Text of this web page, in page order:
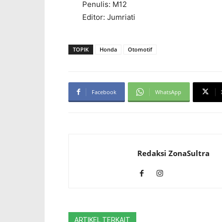
Penulis: M12
Editor: Jumriati
TOPIK Honda Otomotif
Facebook WhatsApp
Redaksi ZonaSultra
ARTIKEL TERKAIT